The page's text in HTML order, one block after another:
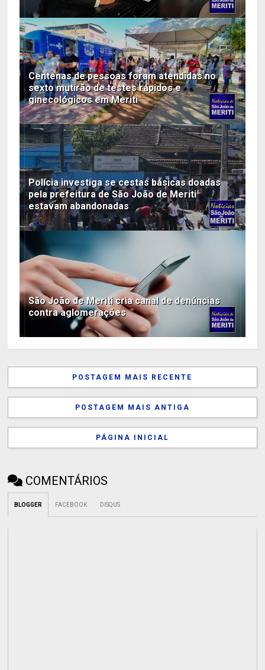
Centenas de pessoas foram atendidas no
sexto mutirão de testes rápidos e
ginecológicos em Meriti
Polícia investiga se cestas básicas doadas
pela prefeitura de São João de Meriti
estavam abandonadas
São João de Meriti cria canal de denúncias
contra aglomerações
POSTAGEM MAIS RECENTE
POSTAGEM MAIS ANTIGA
PÁGINA INICIAL
COMENTÁRIOS
BLOGGER FACEBOOK DISQUS